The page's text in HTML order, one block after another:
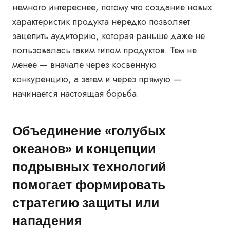
немного интереснее, потому что создание новых
характеристик продукта нередко позволяет
зацепить аудиторию, которая раньше даже не
пользовалась таким типом продуктов. Тем не
менее — вначале через косвенную
конкуренцию, а затем и через прямую —
начинается настоящая борьба.
Объединение «голубых
океанов» и концепции
подрывных технологий
помогает формировать
стратегию защиты или
нападения